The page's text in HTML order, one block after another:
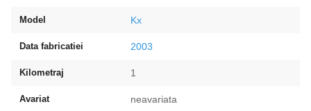
Model Kx
Data fabricatiei 2003
Kilometraj 1
Avariat neavariata